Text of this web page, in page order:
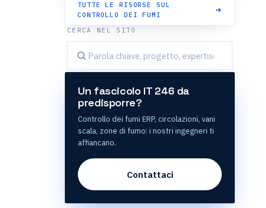
TUTTE LE RISORSE SUL
CONTROLLO DEI FUMI
CERCA NEL SITO
Un fascicolo IT 246 da
predisporre?
Controllo dei fumi ERP, circolazioni, vani
scala, zone di fumo: i nostri ingegneri ti
affiancano.
Contattaci